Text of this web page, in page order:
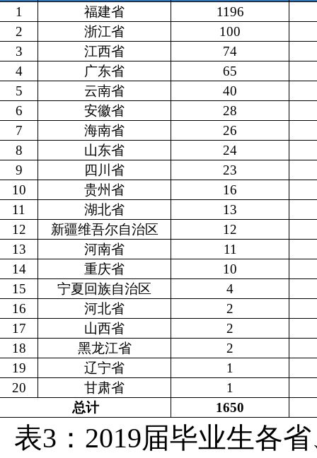
1
福建省
1196
2
浙江省
100
3
江西省
74
4
广东省
65
5
云南省
40
6
安徽省
28
7
海南省
26
8
山东省
24
9
四川省
23
10
贵州省
16
11
湖北省
13
12
新疆维吾尔自治区
12
13
河南省
11
14
重庆省
10
15
宁夏回族自治区
4
16
河北省
2
17
山西省
2
18
黑龙江省
2
19
辽宁省
1
20
甘肃省
1
总计
1650
表3 ： 2019届毕业生各